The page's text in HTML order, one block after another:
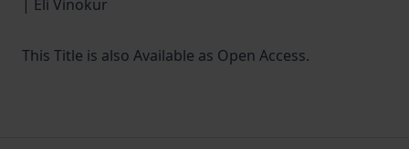
| Eli Vinokur
This Title is also Available as Open Access.